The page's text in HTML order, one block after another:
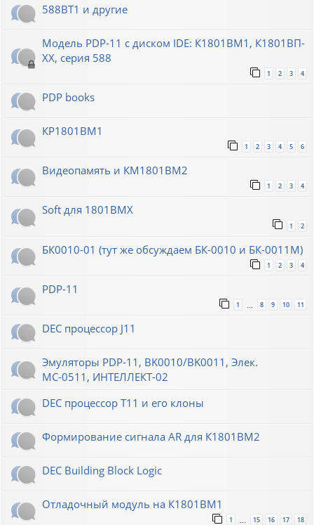
588ВТ1 и другие
Модель PDP-11 с диском IDE: К1801ВМ1, К1801ВП-
XX, серия 588
1 2 3 4
PDP books
КР1801ВМ1
1 2 3 4 5 6
Видеопамять и КМ1801ВМ2
1 2 3 4
Soft для 1801ВМХ
1 2
БК0010-01 (тут же обсуждаем БК-0010 и БК-0011М)
1 2 3 4
PDP-11
1 8 9 10 11
DEC процессор J11
Эмуляторы PDP-11, BK0010/BK0011, Элек.
МС-0511, ИНТЕЛЛЕКТ-02
DEC процессор T11 и его клоны
Формирование сигнала AR для К1801ВМ2
DEC Building Block Logic
Отладочный модуль на К1801ВМ1
1 15 16 17 18